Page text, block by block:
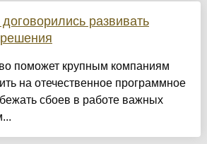
развивать
поможет крупным компаниям
на отечественное программное
сбоев в работе важных